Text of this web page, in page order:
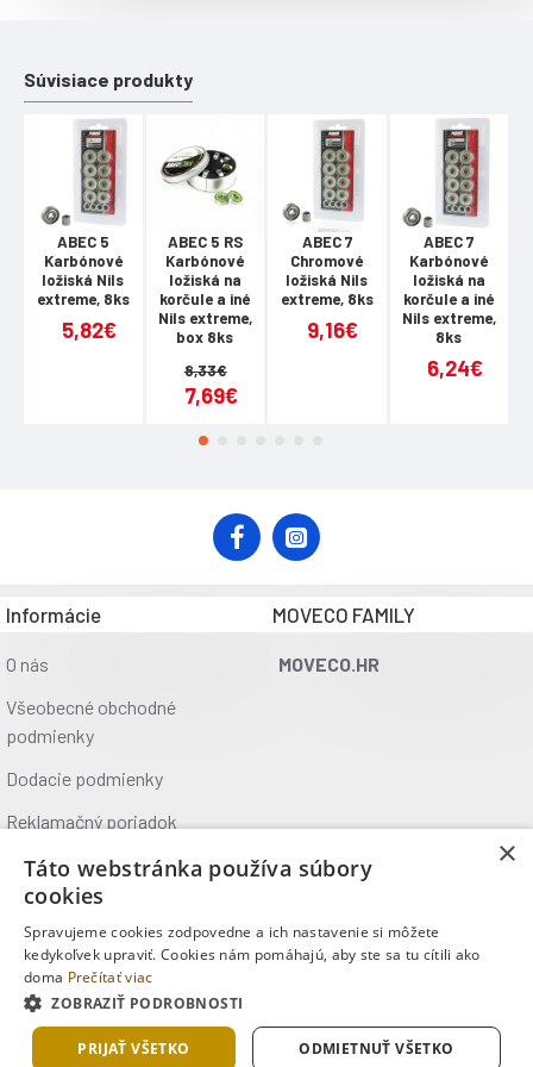
cm deck: 35 x 10 cm Deck: 1 komorový, hliníkový Kolieska:
PU 100 x 24 mm, nylonový stred Ložiská: ABEC 7 Brzda:
zadná nášľapná - flex fender Nosnosť: 100 kg Hmotnosť:
Upozornenie:
Nie je určené na komerčné použitie Záruka 24 mesiacov
Súvisiace produkty
ABEC 5
Karbónové
ložiská Nils
extreme, 8ks
5,82€
ABEC 5 RS
Karbónové
ložiská na
korčule a iné
Nils extreme,
box 8ks
7,69€
8,33€
ABEC 7
Chromové
ložiská Nils
extreme, 8ks
9,16€
ABEC 7
Karbónové
ložiská na
korčule a iné
Nils extreme,
8ks
6,24€
Informácie
O nás
Všeobecné obchodné
podmienky
Dodacie podmienky
Reklamačný poriadok
Ochrana údajov
Kontakt
Kde nás nájdete
MOVECO FAMILY
MOVECO.HR
Copyright © 2025, MOVECO s.r.o., Všetky práva vyhradené
×
Táto webstránka používa súbory
cookies
Spravujeme cookies zodpovedne a ich nastavenie si môžete
kedykoľvek upraviť. Cookies nám pomáhajú, aby ste sa tu cítili ako
doma Prečítať viac
ZOBRAZIŤ PODROBNOSTI
PRIJAŤ VŠETKO ODMIETNUŤ VŠETKO